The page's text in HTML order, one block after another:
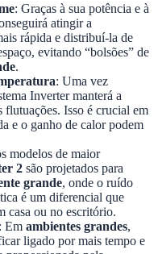
: Graças à sua potência e à
atingir a
rápida e distribuí-la de
evitando “bolsões” de
.
: Uma vez
Inverter manterá a
flutuações. Isso é crucial em
e o ganho de calor podem
modelos de maior
2 são projetados para
grande, onde o ruído
é um diferencial que
casa ou no escritório.
: Em ambientes grandes,
ligado por mais tempo e